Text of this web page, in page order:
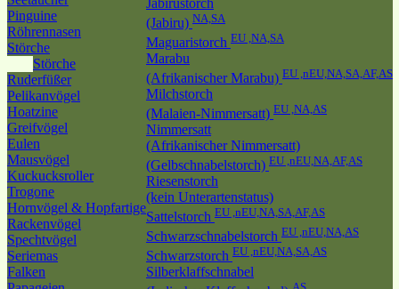
Pinguine
Röhrennasen
Störche
Störche
Ruderfüßer
Pelikanvögel
Hoatzine
Greifvögel
Eulen
Mausvögel
Kuckucksroller
Trogone
Hornvögel & Hopfartige
Rackenvögel
Spechtvögel
Seriemas
Falken
Jabirustorch
(Jabiru) NA,SA
Maguaristorch EU ,NA,SA
Marabu
(Afrikanischer Marabu) EU ,nEU,NA,SA,AF,AS
Milchstorch
(Malaien-Nimmersatt) EU ,NA,AS
Nimmersatt
(Afrikanischer Nimmersatt)
(Gelbschnabelstorch) EU ,nEU,NA,AF,AS
Riesenstorch
(kein Unterartenstatus)
Sattelstorch EU ,nEU,NA,SA,AF,AS
Schwarzschnabelstorch EU ,nEU,NA,AS
Schwarzstorch EU ,nEU,NA,SA,AS
Silberklaffschnabel